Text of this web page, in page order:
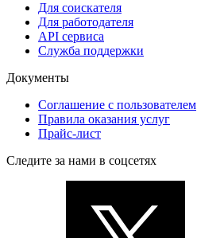
Для соискателя
Для работодателя
API сервиса
Служба поддержки
Документы
Соглашение с пользователем
Правила оказания услуг
Прайс-лист
Следите за нами в соцсетях